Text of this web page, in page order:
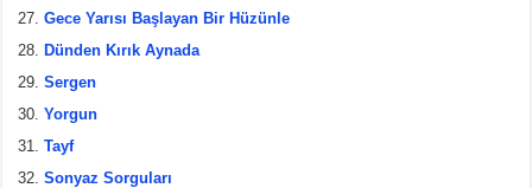
Gece Yarısı Başlayan Bir Hüzünle
Dünden Kırık Aynada
Sergen
Yorgun
Tayf
Sonyaz Sorguları